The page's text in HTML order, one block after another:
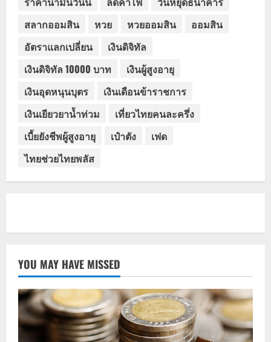
สลากออมสิน
หวย หวยออมสิน
ออมสิน
อัตราแลกเปลี่ยน
เงินดิจิทัล
เงินดิจิทัล 10000 บาท
เงินผู้สูงอายุ
เงินอุดหนุนบุตร
เงินเดือนข้าราชการ
เงินเยียวยาน้ำท่วม
เที่ยวไทยคนละครึ่ง
เบี้ยยังชีพผู้สูงอายุ
เป๋าตัง
เฟด
ไทยช่วยไทยพลัส
YOU MAY HAVE MISSED